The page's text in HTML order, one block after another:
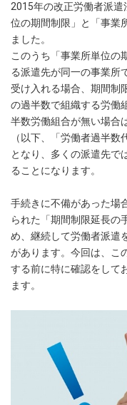
2015年の改正労働者派
位の期間制限」と「事業
ました。
このうち「事業所単位の
る派遣先が同一の事業所
受け入れる場合、期間制
の過半数で組織する労働
半数労働組合が無い場合
（以下、「労働者過半
となり、多くの派遣先で
ることになります。
手続きに不備があった場
られた「期間制限延長の
め、継続して労働者派遣
があります。今回は、こ
する前に特に確認をして
ます。